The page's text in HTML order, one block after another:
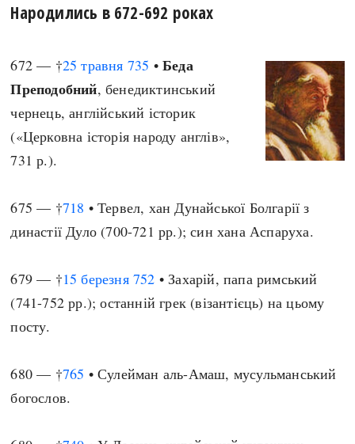
Народились в 672-692 роках
672 — †25 травня 735 •Беда
Преподобний, бенедиктинський
чернець, англійський історик
(«Церковна історія народу англів»,
731 р.).
675 — †718 • Тервел, хан Дунайської Болгарії з
династії Дуло (700-721 рр.); син хана Аспаруха.
679 — †15 березня 752 • Захарій, папа римський
(741-752 рр.); останній грек (візантієць) на цьому
посту.
680 — †765 • Сулейман аль-Амаш, мусульманський
богослов.